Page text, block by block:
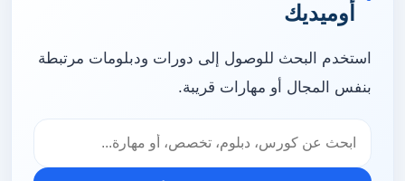
أوميديك
استخدم البحث للوصول إلى دورات ودبلومات مرتبطة
بنفس المجال أو مهارات قريبة.